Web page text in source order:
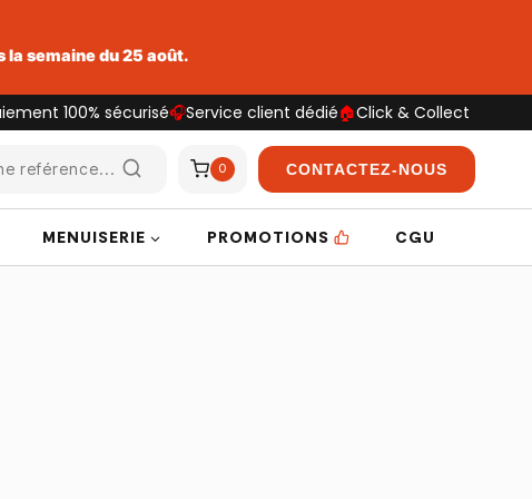
la semaine du 25 août.
100% sécurisé🎧Service client dédié🏠Click & Collect
reférence... 0 CONTACTEZ-NOUS
MENUISERIE PROMOTIONS CGU